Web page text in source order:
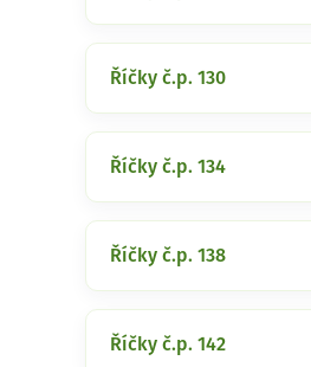
Říčky č.p. 130
Říčky č.p. 134
Říčky č.p. 138
Říčky č.p. 142